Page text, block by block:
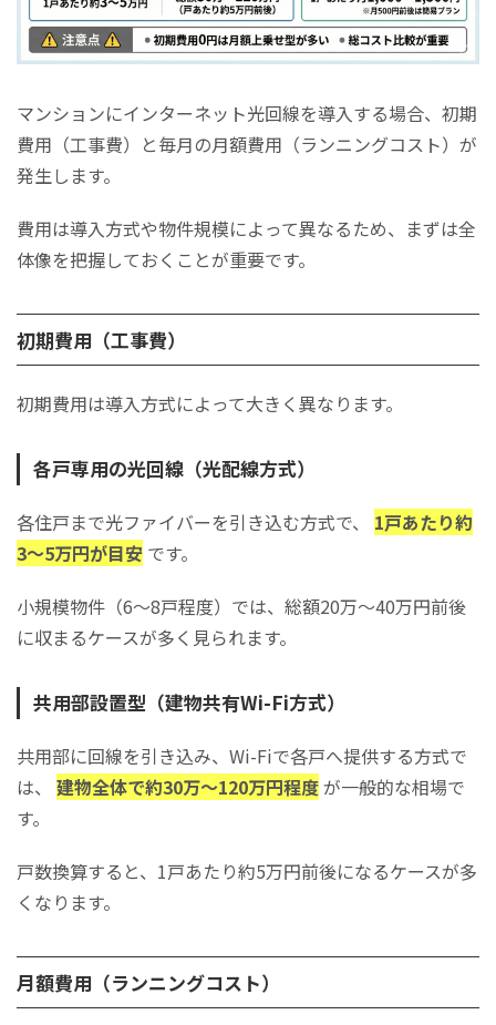
マンションにインターネット光回線を導入する場合、初期
費用（工事費）と毎月の月額費用（ランニングコスト）が
発生します。
費用は導入方式や物件規模によって異なるため、まずは全
体像を把握しておくことが重要です。
初期費用（工事費）
初期費用は導入方式によって大きく異なります。
各戸専用の光回線（光配線方式）
各住戸まで光ファイバーを引き込む方式で、 1戸あたり約
3〜5万円が目安 です。
小規模物件（6〜8戸程度）では、総額20万〜40万円前後
に収まるケースが多く見られます。
共用部設置型（建物共有Wi-Fi方式）
共用部に回線を引き込み、Wi-Fiで各戸へ提供する方式で
は、 建物全体で約30万〜120万円程度が一般的な相場で
す。
戸数換算すると、1戸あたり約5万円前後になるケースが多
くなります。
月額費用（ランニングコスト）